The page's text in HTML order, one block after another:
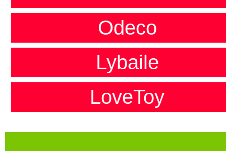
Odeco
Lybaile
LoveToy